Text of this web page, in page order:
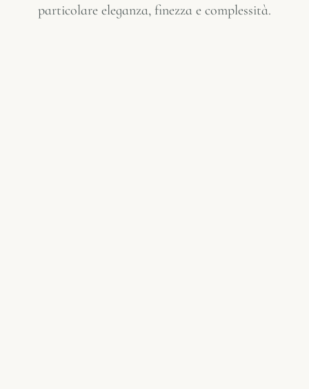
particolare eleganza, finezza e complessità.